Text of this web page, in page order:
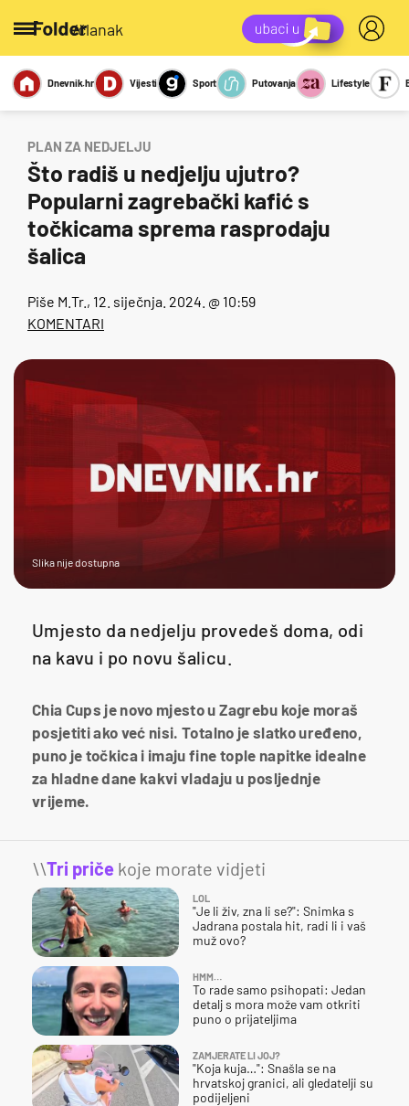
/članak
Miks Kviz
Report
Sexy
Dnevnik.hr Vijesti Sport Putovanja Lifestyle
PLAN ZA NEDJELJU
Što radiš u nedjelju ujutro?
Popularni zagrebački kafić s
točkicama sprema rasprodaju
šalica
Piše M.Tr. , 12. siječnja. 2024. @ 10:59
KOMENTARI
Slika nije dostupna
Umjesto da nedjelju provedeš doma, odi
na kavu i po novu šalicu.
Chia Cups je novo mjesto u Zagrebu koje moraš
posjetiti ako već nisi. Totalno je slatko uređeno,
puno je točkica i imaju fine tople napitke idealne
za hladne dane kakvi vladaju u posljednje
vrijeme.
\\Tri priče koje morate vidjeti
LOL
"Je li živ, zna li se?": Snimka s
Jadrana postala hit, radi li i vaš
muž ovo?
HMM…
To rade samo psihopati: Jedan
detalj s mora može vam otkriti
puno o prijateljima
ZAMJERATE LI JOJ?
"Koja kuja…": Snašla se na
hrvatskoj granici, ali gledatelji su
podijeljeni